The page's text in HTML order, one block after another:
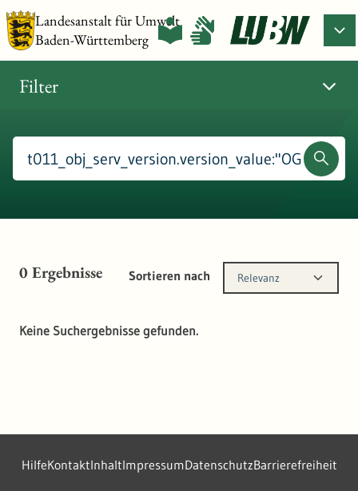
Landesanstalt für Umwelt
Baden-Württemberg
Filter
0Ergebnisse Sortieren nach Relevanz
Keine Suchergebnisse gefunden.
HilfeKontaktInhaltImpressumDatenschutzBarrierefreiheit